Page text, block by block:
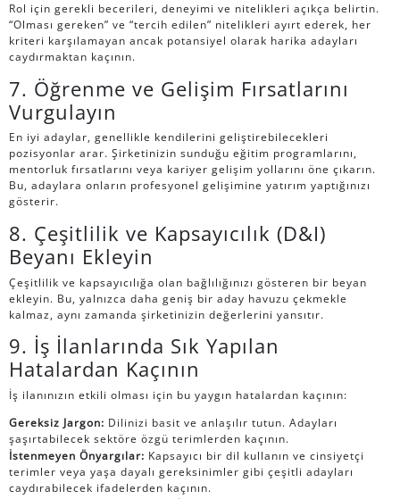
Rol için gerekli becerileri, deneyimi ve nitelikleri açıkça belirtin.
“Olması gereken” ve “tercih edilen” nitelikleri ayırt ederek, her
kriteri karşılamayan ancak potansiyel olarak harika adayları
caydırmaktan kaçının.
7. Öğrenme ve Gelişim Fırsatlarını
Vurgulayın
En iyi adaylar, genellikle kendilerini geliştirebilecekleri
pozisyonlar arar. Şirketinizin sunduğu eğitim programlarını,
mentorluk fırsatlarını veya kariyer gelişim yollarını öne çıkarın.
Bu, adaylara onların profesyonel gelişimine yatırım yaptığınızı
gösterir.
8. Çeşitlilik ve Kapsayıcılık (D&I)
Beyanı Ekleyin
Çeşitlilik ve kapsayıcılığa olan bağlılığınızı gösteren bir beyan
ekleyin. Bu, yalnızca daha geniş bir aday havuzu çekmekle
kalmaz, aynı zamanda şirketinizin değerlerini yansıtır.
9. İş İlanlarında Sık Yapılan
Hatalardan Kaçının
İş ilanınızın etkili olması için bu yaygın hatalardan kaçının:
Gereksiz Jargon: Dilinizi basit ve anlaşılır tutun. Adayları
şaşırtabilecek sektöre özgü terimlerden kaçının.
İstenmeyen Önyargılar: Kapsayıcı bir dil kullanın ve cinsiyetçi
terimler veya yaşa dayalı gereksinimler gibi çeşitli adayları
caydırabilecek ifadelerden kaçının.